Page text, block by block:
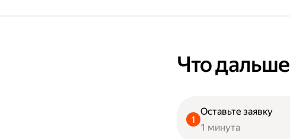
Что дальше
Оставьте заявку
1 минута